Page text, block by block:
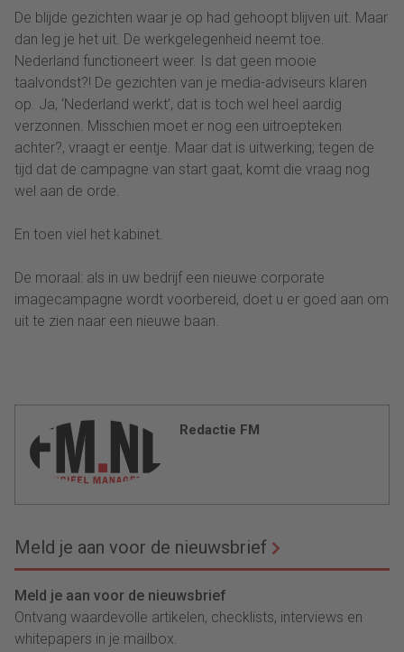
De blijde gezichten waar je op had gehoopt blijven uit. Maar
dan leg je het uit. De werkgelegenheid neemt toe.
Nederland functioneert weer. Is dat geen mooie
taalvondst?! De gezichten van je media-adviseurs klaren
op. Ja, ‘Nederland werkt’, dat is toch wel heel aardig
verzonnen. Misschien moet er nog een uitroepteken
achter?, vraagt er eentje. Maar dat is uitwerking; tegen de
tijd dat de campagne van start gaat, komt die vraag nog
wel aan de orde.
En toen viel het kabinet.
De moraal: als in uw bedrijf een nieuwe corporate
imagecampagne wordt voorbereid, doet u er goed aan om
uit te zien naar een nieuwe baan.
Redactie FM
Meld je aan voor de nieuwsbrief
Meld je aan voor de nieuwsbrief
Ontvang waardevolle artikelen, checklists, interviews en
whitepapers in je mailbox.